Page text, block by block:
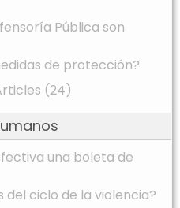
Pública son
de protección?
(24)
una boleta de
del ciclo de la violencia?